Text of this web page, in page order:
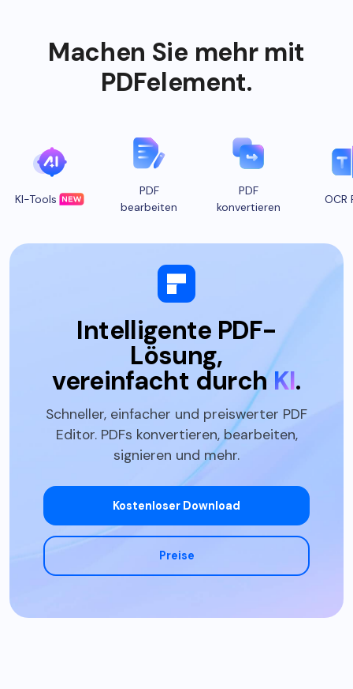
Machen Sie mehr mit
PDFelement.
KI-Tools
PDF
bearbeiten
PDF
konvertieren
OCR
Intelligente PDF-
Lösung,
vereinfacht durchKI.
Schneller, einfacher und preiswerter PDF
Editor. PDFs konvertieren, bearbeiten,
signieren und mehr.
Kostenloser Download
Preise